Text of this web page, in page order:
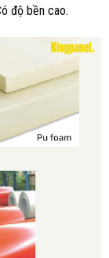
độ bền cao.